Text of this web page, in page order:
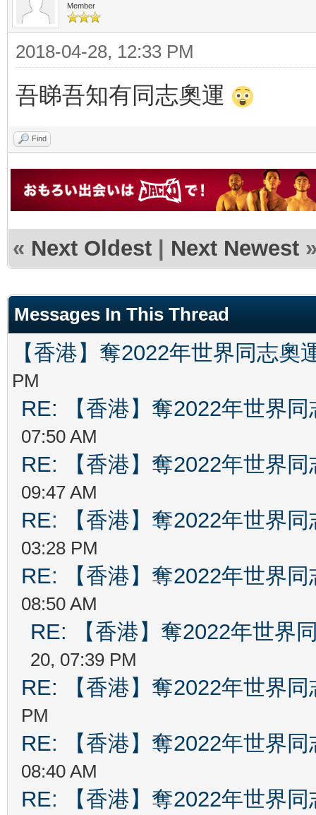
Member
2018-04-28, 12:33 PM
吾睇吾知有同志奧運
Find
« Next Oldest | Next Newest
Messages In This Thread
【香港】奪2022年世界同志奧
PM
RE: 【香港】奪2022年世界
07:50 AM
RE: 【香港】奪2022年世界
09:47 AM
RE: 【香港】奪2022年世界
03:28 PM
RE: 【香港】奪2022年世界
08:50 AM
RE: 【香港】奪2022年世界
20, 07:39 PM
RE: 【香港】奪2022年世界
PM
RE: 【香港】奪2022年世界
08:40 AM
RE: 【香港】奪2022年世界